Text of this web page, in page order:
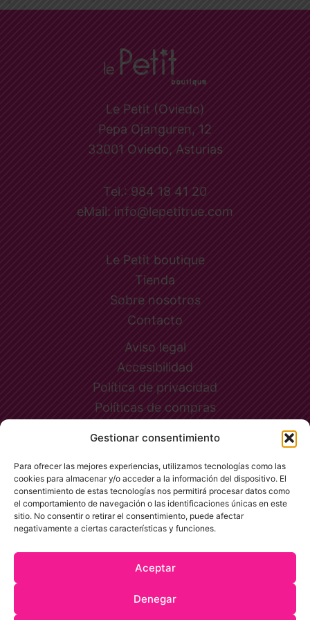
Gestionar consentimiento
Para ofrecer las mejores experiencias, utilizamos tecnologías como las
cookies para almacenar y/o acceder a la información del dispositivo. El
consentimiento de estas tecnologías nos permitirá procesar datos como
el comportamiento de navegación o las identificaciones únicas en este
sitio. No consentir o retirar el consentimiento, puede afectar
negativamente a ciertas características y funciones.
Aceptar
Denegar
Le Petit (Oviedo)
Pepa Ojanguren, 12
33001 Oviedo, Asturias
Tel.: 984 18 41 20
eMail: info@lepetitrue.com
Le Petit boutique
Tienda
Sobre nosotros
Contacto
Aviso legal
Accesibilidad
Política de privacidad
Políticas de compras
Copyright © 2026 Le Petit Rue | Diseño y desarrollo dei4life
programa Kit Digital por los fondos Next
recuperación y resiliencia